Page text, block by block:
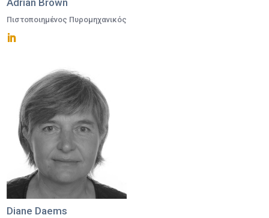
Πιστοποιημένος Πυρομηχανικός
Diane Daems